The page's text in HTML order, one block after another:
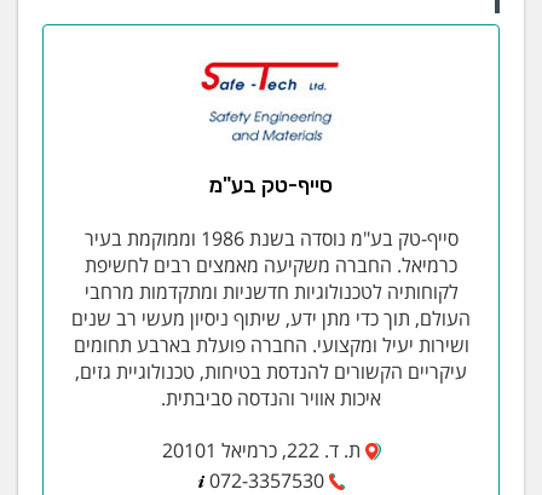
סייף-טק בע"מ
סייף-טק בע"מ נוסדה בשנת 1986 וממוקמת בעיר
כרמיאל. החברה משקיעה מאמצים רבים לחשיפת
לקוחותיה לטכנולוגיות חדשניות ומתקדמות מרחבי
העולם, תוך כדי מתן ידע, שיתוף ניסיון מעשי רב שנים
ושירות יעיל ומקצועי. החברה פועלת בארבע תחומים
עיקריים הקשורים להנדסת בטיחות, טכנולוגיית גזים,
איכות אוויר והנדסה סביבתית.
ת. ד. 222, כרמיאל 20101
072-3357530